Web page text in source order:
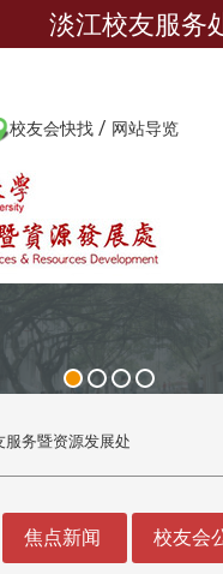
淡江校友服务
校友会快找 / 网站导览
服务暨资源发展处
焦点新闻 校友会